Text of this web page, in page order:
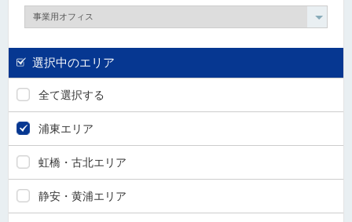
選択中のエリア
全て選択する
浦東エリア
虹橋・古北エリア
静安・黄浦エリア